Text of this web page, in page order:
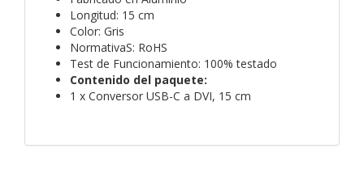
Longitud: 15 cm
Color: Gris
NormativaS: RoHS
Test de Funcionamiento: 100% testado
Contenido del paquete:
1 x Conversor USB-C a DVI, 15 cm